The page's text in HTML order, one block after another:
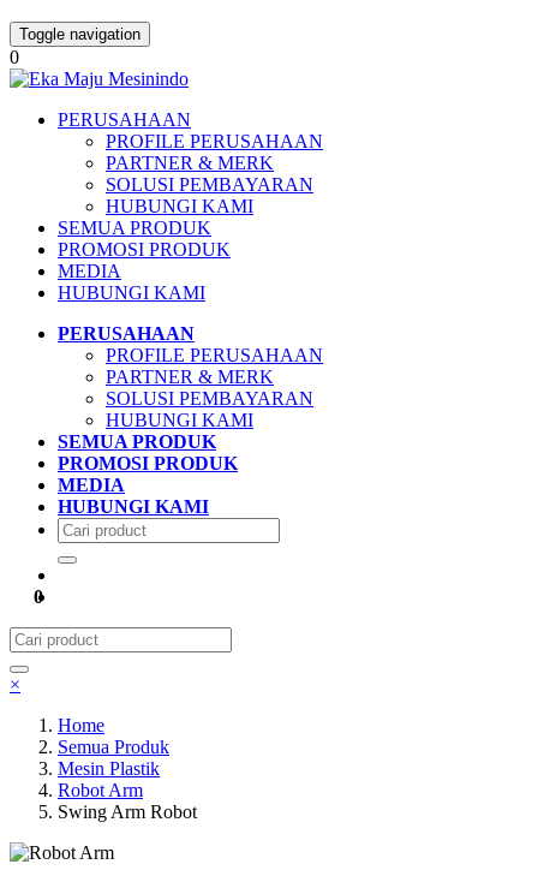
Toggle navigation
0
PERUSAHAAN
PROFILE PERUSAHAAN
PARTNER & MERK
SOLUSI PEMBAYARAN
HUBUNGI KAMI
SEMUA PRODUK
PROMOSI PRODUK
MEDIA
HUBUNGI KAMI
PERUSAHAAN
PROFILE PERUSAHAAN
PARTNER & MERK
SOLUSI PEMBAYARAN
HUBUNGI KAMI
SEMUA PRODUK
PROMOSI PRODUK
MEDIA
HUBUNGI KAMI
0
×
Home
Semua Produk
Mesin Plastik
Robot Arm
Swing Arm Robot
Robot Arm